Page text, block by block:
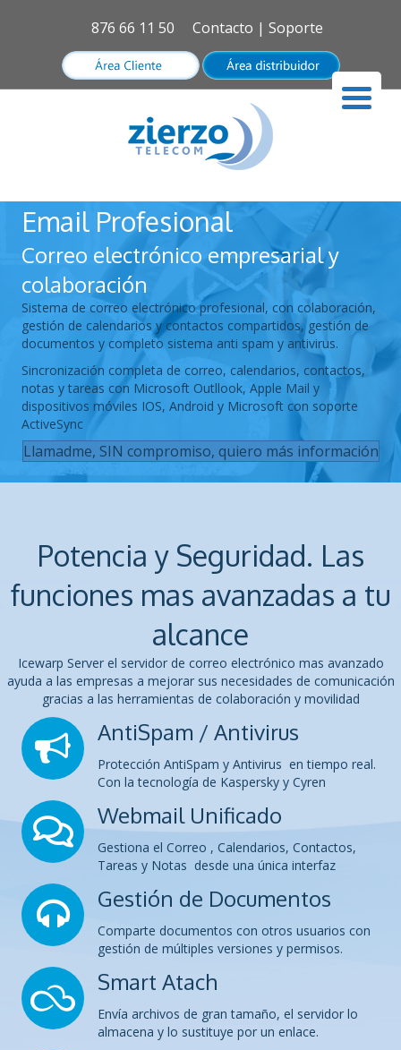
876 66 11 50 Contacto | Soporte
Email Profesional
Correo electrónico empresarial y
colaboración
Sistema de correo electrónico profesional, con colaboración,
gestión de calendarios y contactos compartidos, gestión de
documentos y completo sistema anti spam y antivirus.
Sincronización completa de correo, calendarios, contactos,
notas y tareas con Microsoft Outllook, Apple Mail y
dispositivos móviles IOS, Android y Microsoft con soporte
ActiveSync
Llamadme, SIN compromiso, quiero más información
Potencia y Seguridad. Las
funciones mas avanzadas a tu
alcance
Icewarp Server el servidor de correo electrónico mas avanzado
ayuda a las empresas a mejorar sus necesidades de comunicación
gracias a las herramientas de colaboración y movilidad
AntiSpam / Antivirus
Protección AntiSpam y Antivirus en tiempo real.
Con la tecnología de Kaspersky y Cyren
Webmail Unificado
Gestiona el Correo , Calendarios, Contactos,
Tareas y Notas desde una única interfaz
Gestión de Documentos
Comparte documentos con otros usuarios con
gestión de múltiples versiones y permisos.
Smart Atach
Envía archivos de gran tamaño, el servidor lo
almacena y lo sustituye por un enlace.